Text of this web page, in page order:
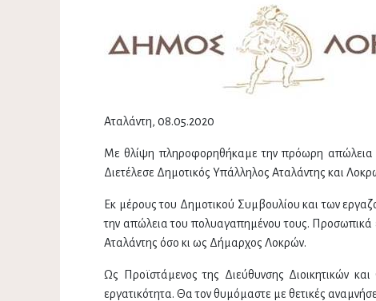
Αταλάντη, 08.05.2020
Με θλίψη πληροφορηθήκαμε την πρόωρη απώλεια
Διετέλεσε Δημοτικός Υπάλληλος Αταλάντης και
Εκ μέρους του Δημοτικού Συμβουλίου και των
την απώλεια του πολυαγαπημένου τους. Προσωπικά
Αταλάντης όσο κι ως Δήμαρχος Λοκρών.
Ως Προϊστάμενος της Διεύθυνσης Διοικητικών
εργατικότητα. Θα τον θυμόμαστε με θετικές